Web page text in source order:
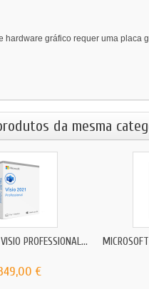
hardware gráfico requer uma placa
da mesma
PROFESSIONAL...
€